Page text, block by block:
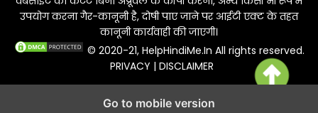
उपयोग करना गैर-कानूनी है, दोषी पाए जाने पर आईटी एक्ट के तहत
कानूनी कार्यवाही की जाएगी।
© 2020-21, HelpHindiMe.In All rights reserved.
PRIVACY | DISCLAIMER
Go to mobile version